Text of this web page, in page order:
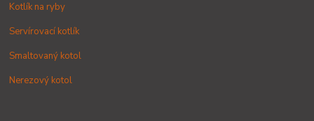
Kotlík na ryby
Servírovací kotlík
Smaltovaný kotol
Nerezový kotol